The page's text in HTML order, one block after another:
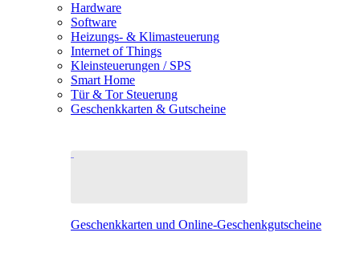
Hardware
Software
Heizungs- & Klimasteuerung
Internet of Things
Kleinsteuerungen / SPS
Smart Home
Tür & Tor Steuerung
Geschenkkarten & Gutscheine
Geschenkkarten und Online-Geschenkgutscheine